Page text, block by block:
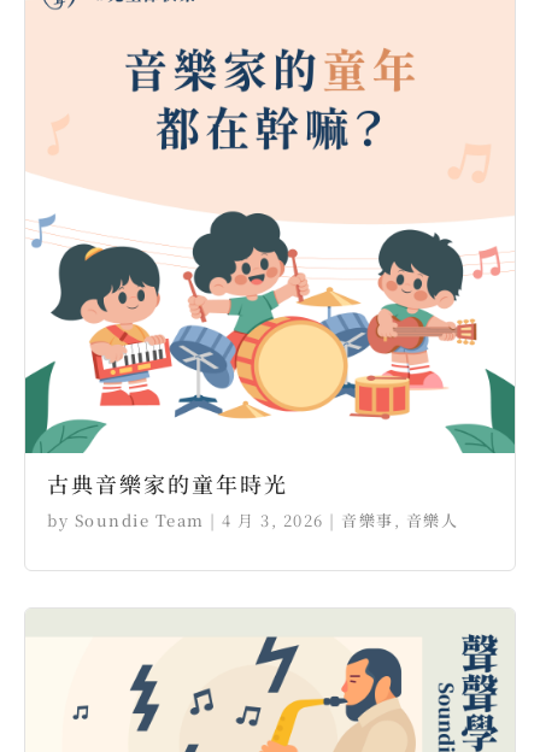
古典音樂家的童年時光
by Soundie Team | 4 月 3, 2026 | 音樂事, 音樂人